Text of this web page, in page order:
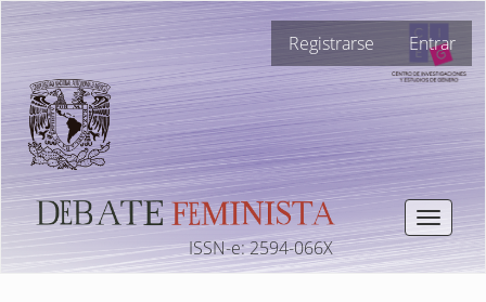
Navegación
principal
Contenido
principal
Barra
lateral
Registrarse Entrar
Toggle
ISSN-e: 2594-066X